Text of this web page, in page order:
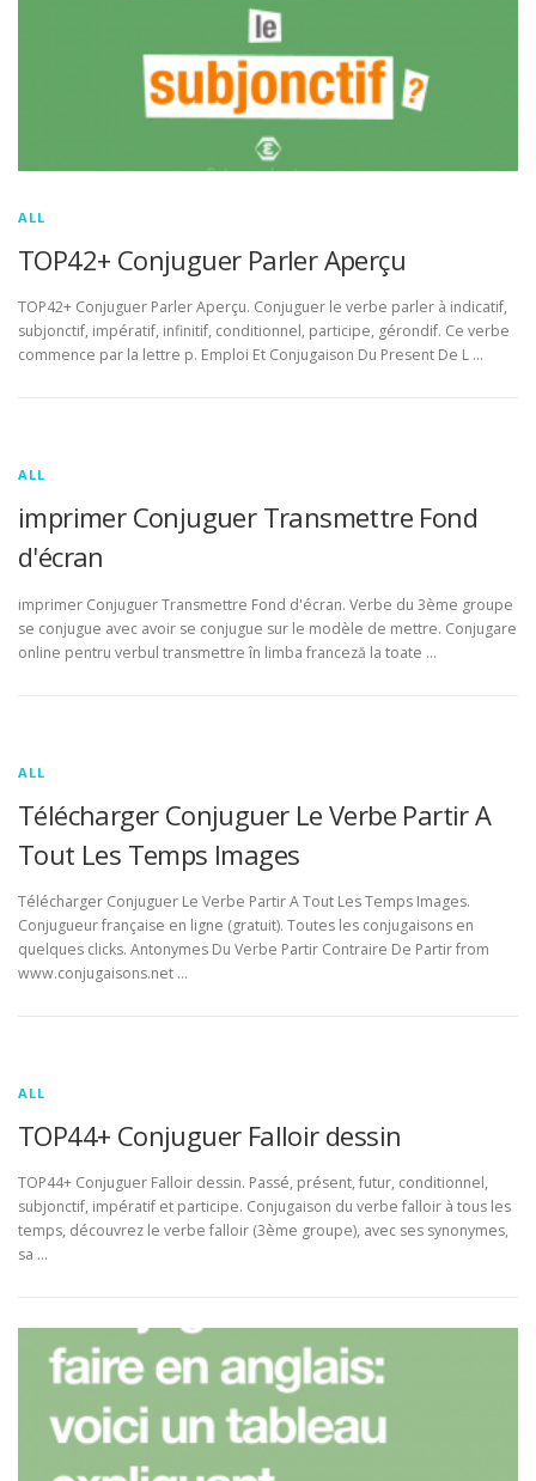
ALL
TOP42+ Conjuguer Parler Aperçu
TOP42+ Conjuguer Parler Aperçu. Conjuguer le verbe parler à indicatif,
subjonctif, impératif, infinitif, conditionnel, participe, gérondif. Ce verbe
commence par la lettre p. Emploi Et Conjugaison Du Present De L …
ALL
imprimer Conjuguer Transmettre Fond
d'écran
imprimer Conjuguer Transmettre Fond d'écran. Verbe du 3ème groupe
se conjugue avec avoir se conjugue sur le modèle de mettre. Conjugare
online pentru verbul transmettre în limba franceză la toate …
ALL
Télécharger Conjuguer Le Verbe Partir A
Tout Les Temps Images
Télécharger Conjuguer Le Verbe Partir A Tout Les Temps Images.
Conjugueur française en ligne (gratuit). Toutes les conjugaisons en
quelques clicks. Antonymes Du Verbe Partir Contraire De Partir from
www.conjugaisons.net …
ALL
TOP44+ Conjuguer Falloir dessin
TOP44+ Conjuguer Falloir dessin. Passé, présent, futur, conditionnel,
subjonctif, impératif et participe. Conjugaison du verbe falloir à tous les
temps, découvrez le verbe falloir (3ème groupe), avec ses synonymes,
sa …